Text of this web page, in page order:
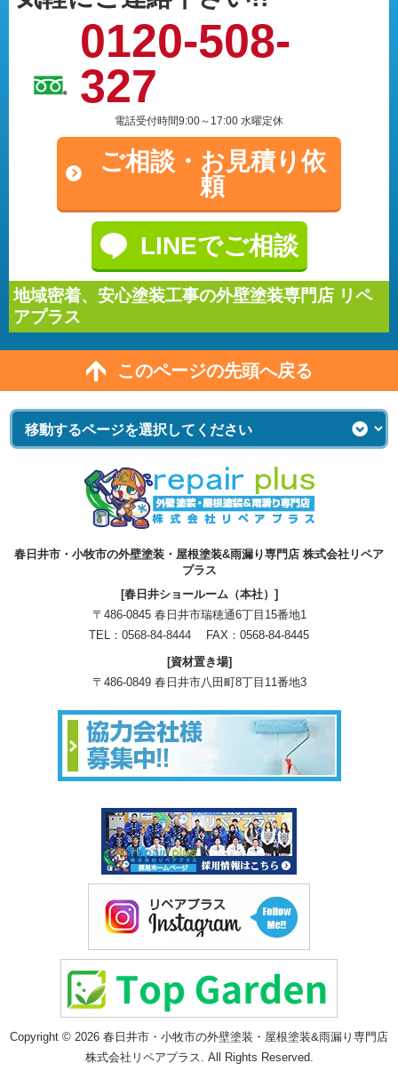
0120-508-
327
電話受付時間9:00～17:00 水曜定休
ご相談・ お見積り依
頼
LINEでご相談
地域密着、安心塗装工事の外壁塗装専門店 リペ
アプラス
このページの先頭へ戻る
春日井市・小牧市の外壁塗装・屋根塗装&雨漏り専門店 株式会社リペア
プラス
[春日井ショールーム（本社）]
〒486-0845 春日井市瑞穂通6丁目15番地1
TEL： 0568-84-8444 FAX：0568-84-8445
[資材置き場]
〒486-0849 春日井市八田町8丁目11番地3
Copyright © 2026 春日井市・小牧市の外壁塗装・屋根塗装&雨漏り専門店
株式会社リペアプラス. All Rights Reserved.